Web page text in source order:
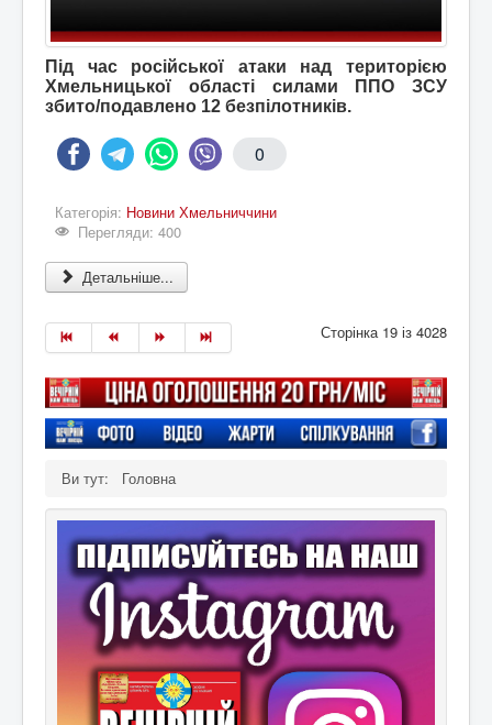
Під час російської атаки над територією
Хмельницької області силами ППО ЗСУ
збито/подавлено 12 безпілотників.
0
Категорія: Новини Хмельниччини
Перегляди: 400
Детальніше...
Сторінка 19 із 4028
Ви тут: Головна